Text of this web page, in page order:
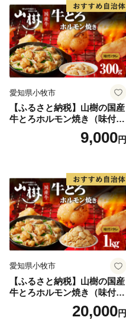
愛知県小牧市
【ふるさと納税】山樹の国産
牛とろホルモン焼き（味付/
9,000円
愛知県小牧市
【ふるさと納税】山樹の国産
牛とろホルモン焼き（味付
20,000円